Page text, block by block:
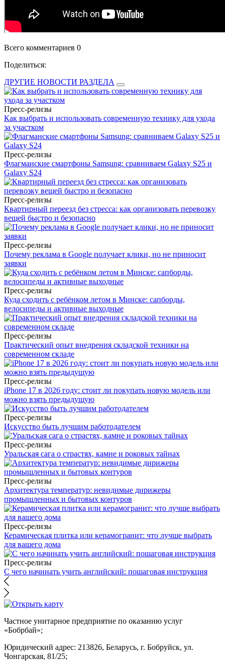
Всего комментариев 0
Поделиться:
ДРУГИЕ НОВОСТИ РАЗДЕЛА
Пресс-релизы
Как выбрать и использовать современную технику для ухода
за участком
Пресс-релизы
Флагманские смартфоны Samsung: сравниваем Galaxy S25 и
Galaxy S24
Пресс-релизы
Квартирный переезд без стресса: как организовать перевозку
вещей быстро и безопасно
Пресс-релизы
Почему реклама в Google получает клики, но не приносит
заявки
Пресс-релизы
Куда сходить с ребёнком летом в Минске: сапборды,
велосипеды и активные выходные
Пресс-релизы
Практический опыт внедрения складской техники на
современном складе
Пресс-релизы
iPhone 17 в 2026 году: стоит ли покупать новую модель или
можно взять предыдущую
Пресс-релизы
Искусство быть лучшим работодателем
Пресс-релизы
Уральская сага о страстях, камне и роковых тайнах
Пресс-релизы
Архитектура температур: невидимые дирижеры
промышленных и бытовых контуров
Пресс-релизы
Керамическая плитка или керамогранит: что лучше выбрать
для вашего дома
Пресс-релизы
С чего начинать учить английский: пошаговая инструкция
Частное унитарное предприятие по оказанию услуг
«Бобрбай»;
Юридический адрес: 213826, Беларусь, г. Бобруйск, ул.
Чонгарская, 81/25;